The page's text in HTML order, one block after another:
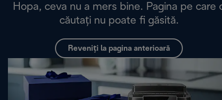
Hopa, ceva nu a mers bine. Pagina pe care
căutați nu poate fi găsită.
Reveniți la pagina anterioară